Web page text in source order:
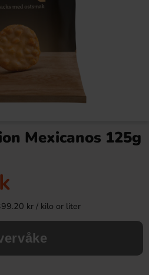
Mexicanos 125g
kr / kilo or liter